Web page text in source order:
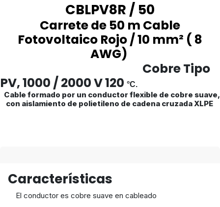
CBLPV8R / 50
Carrete de 50 m Cable
Fotovoltaico Rojo / 10 mm² ( 8
AWG)
Cobre Tipo
PV, 1000 / 2000 V 120 °C.
Cable formado por un conductor flexible de cobre suave,
con aislamiento de polietileno de cadena cruzada XLPE
Características
El conductor es cobre suave en cableado